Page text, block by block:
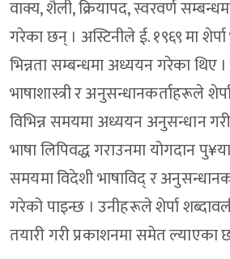
वाक्य, शैली, क्रियापद, स्वरवर्ण
गरेका छन् । अस्टिनीले ई. १९६९ मा
भिन्नता सम्बन्धमा अध्ययन गरेका थिए ।
भाषाशास्त्री र अनुसन्धानकर्ताहरूले
विभिन्न समयमा अध्ययन अनुसन्धान
भाषा लिपिवद्ध गराउनमा योगदान
समयमा विदेशी भाषाविद् र
गरेको पाइन्छ । उनीहरूले शेर्पा
तयारी गरी प्रकाशनमा समेत ल्याएका